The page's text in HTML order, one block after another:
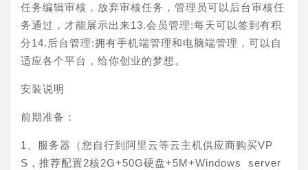
任务编辑审核，放弃审核任务，管理员可以后台审核任
务通过，才能展示出来13.会员管理:每天可以签到有积
分14.后台管理:拥有手机端管理和电脑端管理，可以自
适应各个平台，给你创业的梦想。
安装说明
前期准备：
1、服务器（您自行到阿里云等云主机供应商购买VP
S，推荐配置2核2G+50G硬盘+5M+Windows server